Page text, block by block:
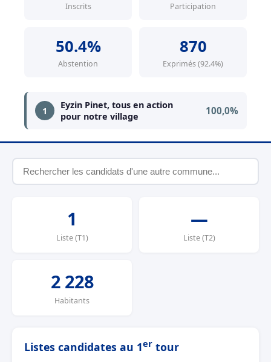
Inscrits Participation
50.4%
Abstention
870
Exprimés (92.4%)
1
Eyzin Pinet, tous en action
pour notre village
100,0%
1
Liste (T1)
—
Liste (T2)
2 228
Habitants
Listes candidates au 1er tour